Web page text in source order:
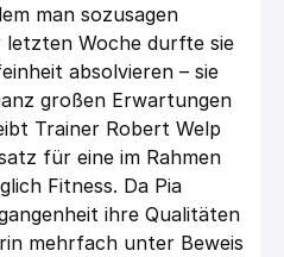
man sozusagen
Woche durfte sie
absolvieren – sie
großen Erwartungen
Trainer Robert Welp
für eine im Rahmen
Fitness. Da Pia
ihre Qualitäten
mehrfach unter Beweis